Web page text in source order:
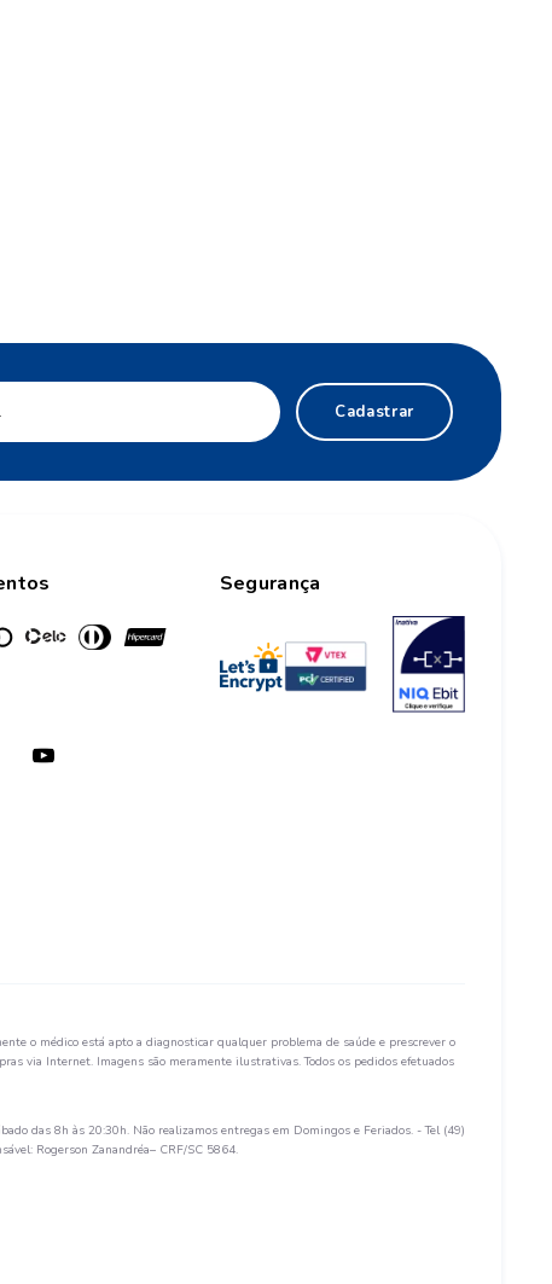
Cadastrar
Segurança
o médico está apto a diagnosticar qualquer problema de saúde e prescrever o
via Internet. Imagens são meramente ilustrativas. Todos os pedidos efetuados
das 8h às 20:30h. Não realizamos entregas em Domingos e Feriados. - Tel (49)
Rogerson Zanandréa– CRF/SC 5864.